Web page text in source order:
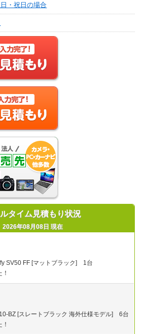
・祝日の場合
タイム見積もり状況
2026年08月08日 現在